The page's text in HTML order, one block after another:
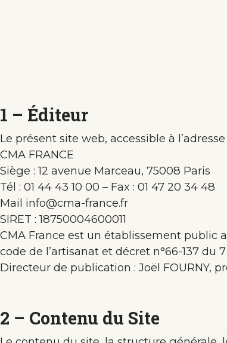
1 – Éditeur
Le présent site web, accessible à
CMA FRANCE
Siège : 12 avenue Marceau, 75008 Paris
Tél : 01 44 43 10 00 – Fax : 01 47 20 34 48
Mail info@cma-france.fr
SIRET : 18750004600011
CMA France est un établissement public
code de l’artisanat et décret n°66-137 du
Directeur de publication : Joël FOURNY,
2 – Contenu du Site